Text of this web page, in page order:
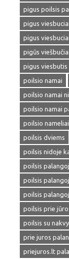
pigus poilsis
pigus
pigus
pigūs
pigus viesbutis
poilsio namai
poilsio namai
poilsio namai
poilsio
poilsis dviems
poilsis nidoje
poilsis palangoj
poilsis
poilsis
poilsis prie
poilsis su
prie juros
priejuros.lt